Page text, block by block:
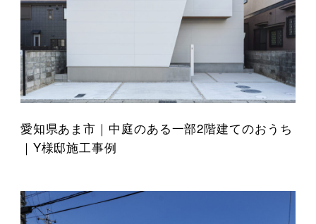
愛知県あま市｜中庭のある一部2階建てのおうち
｜Y様邸施工事例